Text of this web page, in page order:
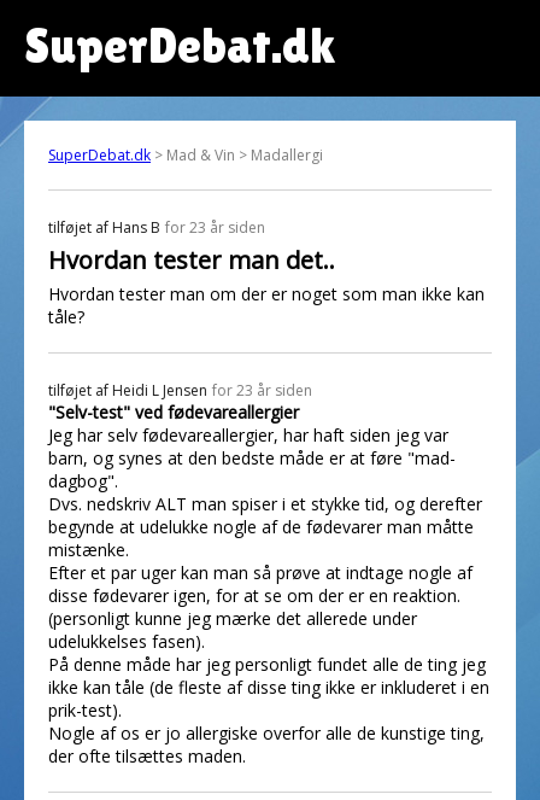
SuperDebat.dk
SuperDebat.dk > Mad & Vin > Madallergi
tilføjet af Hans B for 23 år siden
Hvordan tester man det..
Hvordan tester man om der er noget som man ikke kan
tåle?
tilføjet af Heidi L Jensen for 23 år siden
"Selv-test" ved fødevareallergier
Jeg har selv fødevareallergier, har haft siden jeg var
barn, og synes at den bedste måde er at føre "mad-
dagbog".
Dvs. nedskriv ALT man spiser i et stykke tid, og derefter
begynde at udelukke nogle af de fødevarer man måtte
mistænke.
Efter et par uger kan man så prøve at indtage nogle af
disse fødevarer igen, for at se om der er en reaktion.
(personligt kunne jeg mærke det allerede under
udelukkelses fasen).
På denne måde har jeg personligt fundet alle de ting jeg
ikke kan tåle (de fleste af disse ting ikke er inkluderet i en
prik-test).
Nogle af os er jo allergiske overfor alle de kunstige ting,
der ofte tilsættes maden.